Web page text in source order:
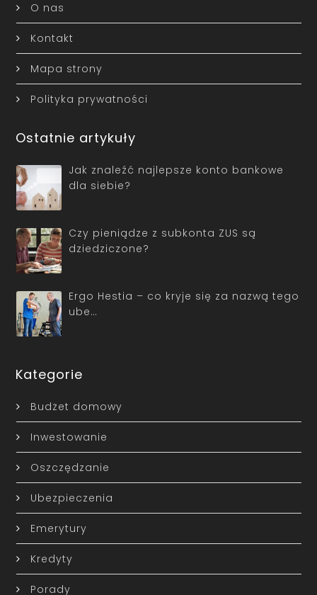
O nas
Kontakt
Mapa strony
Polityka prywatności
Ostatnie artykuły
Jak znaleźć najlepsze konto bankowe
dla siebie?
Czy pieniądze z subkonta ZUS są
dziedziczone?
Ergo Hestia – co kryje się za nazwą tego
ube…
Kategorie
Budżet domowy
Inwestowanie
Oszczędzanie
Ubezpieczenia
Emerytury
Kredyty
Porady